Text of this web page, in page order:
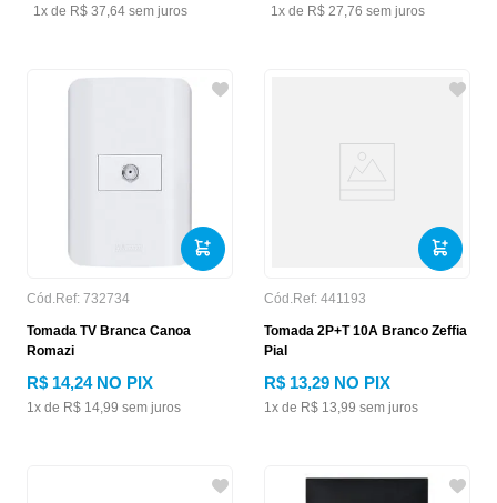
1x de R$ 37,64 sem juros 1x de R$ 27,76 sem juros
Cód.Ref: 732734
Tomada TV Branca Canoa
Romazi
R$ 14,24NO PIX
1x de R$ 14,99 sem juros
Cód.Ref: 441193
Tomada 2P+T 10A Branco Zeffia
Pial
R$ 13,29 NO PIX
1x de R$ 13,99 sem juros